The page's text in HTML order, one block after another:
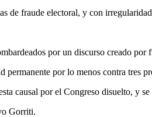
de fraude electoral, y con
por un discurso creado
por lo menos contra tres
causal por el Congreso disuelto, y
Gorriti.